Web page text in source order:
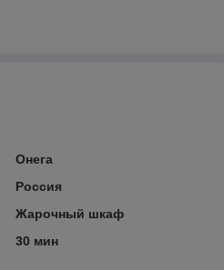
Онега
Россия
Жарочный шкаф
30 мин